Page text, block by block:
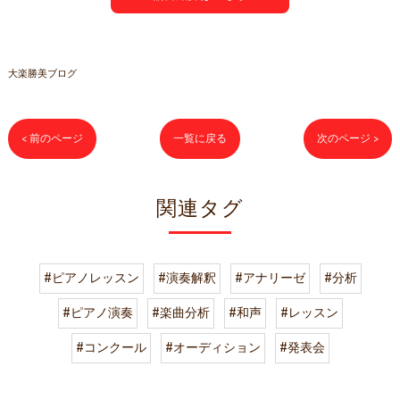
大楽勝美ブログ
< 前のページ 一覧に戻る 次のページ >
関連タグ
#ピアノレッスン #演奏解釈 #アナリーゼ
#分析
#ピアノ演奏
#楽曲分析 #和声
#レッスン
#コンクール
#オーディション #発表会